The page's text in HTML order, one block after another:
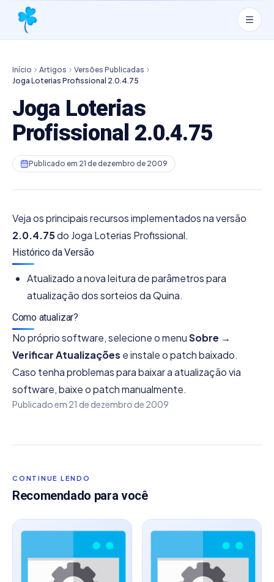
Início Artigos
Versões Publicadas
Joga Loterias Profissional 2.0.4.75
Joga Loterias
Profissional 2.0.4.75
Publicado em 21 de dezembro de 2009
Veja os principais recursos implementados na versão
2.0.4.75do Joga Loterias Profissional.
Histórico da Versão
Atualizado a nova leitura de parâmetros para
atualização dos sorteios da Quina.
Como atualizar?
No próprio software, selecione o menuSobre →
Verificar Atualizações e instale o patch baixado.
Caso tenha problemas para baixar a atualização via
software, baixe o patch manualmente.
Publicado em 21 de dezembro de 2009
CONTINUE LENDO
Recomendado para você